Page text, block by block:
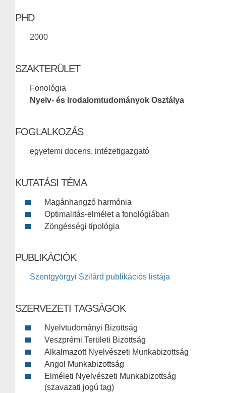
PHD
2000
SZAKTERÜLET
Fonológia
Nyelv- és Irodalomtudományok Osztálya
FOGLALKOZÁS
egyetemi docens, intézetigazgató
KUTATÁSI TÉMA
Magánhangzó harmónia
Optimalitás-elmélet a fonológiában
Zöngésségi tipológia
PUBLIKÁCIÓK
Szentgyörgyi Szilárd publikációs listája
SZERVEZETI TAGSÁGOK
Nyelvtudományi Bizottság
Veszprémi Területi Bizottság
Alkalmazott Nyelvészeti Munkabizottság
Angol Munkabizottság
Elméleti Nyelvészeti Munkabizottság
(szavazati jogú tag)